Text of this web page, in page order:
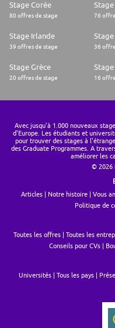
Stage Corée
80 offres de stage 76
Stage Irlande
39 offres de stage 36
Stage Grèce
20 offres de stage 16
Avec jusqu'à 1.000 nouveaux
d'Europe. Les étudiants et
pour trouver des stages à
des Graduate Programmes. A
améliorer les
© 2026
Articles Notre histoire Vous
Politique de
Toutes les offres Toutes les
Conseils pour CVs
Universités Tous les pays